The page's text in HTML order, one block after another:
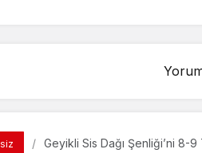
Geyikli Sis Dağı Şenliği’ni 8-